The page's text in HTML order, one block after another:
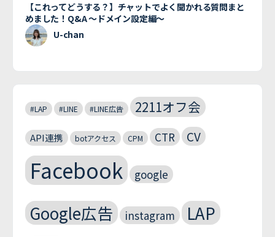
【これってどうする？】チャットでよく聞かれる質問まと
めました！Q&A 〜ドメイン設定編〜
U-chan
#LAP #LINE #LINE広告 2211オフ会
API連携 botアクセス CPM CTR CV
Facebook google
Google広告 instagram LAP